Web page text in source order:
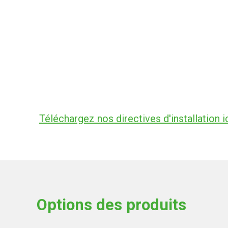
Téléchargez nos directives d'installation
Options des produits